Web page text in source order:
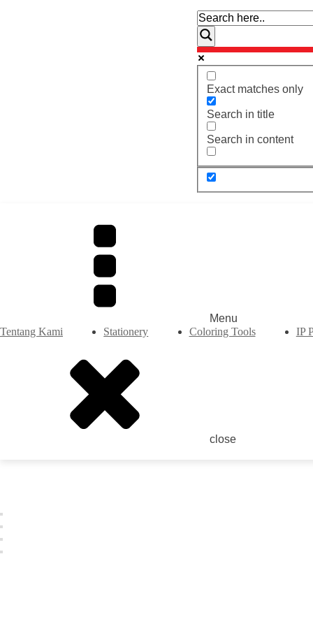
Exact matches only
Search in title
Search in content
Menu
Tentang Kami
Stationery Coloring Tools IP
close